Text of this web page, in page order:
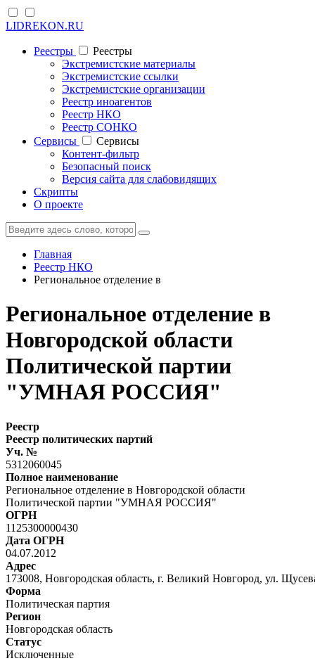
LIDREKON.RU
Реестры
Реестры
Экстремистские материалы
Экстремистские ссылки
Экстремистские организации
Реестр иноагентов
Реестр НКО
Реестр СОНКО
Cервисы
Cервисы
Контент-фильтр
Безопасный поиск
Версия сайта для слабовидящих
Скрипты
О проекте
Главная
Реестр НКО
Региональное отделение в
Региональное отделение в
Новгородской области
Политической партии
"УМНАЯ РОССИЯ"
Реестр
Реестр политических партий
Уч. №
5312060045
Полное наименование
Региональное отделение в Новгородской области
Политической партии "УМНАЯ РОССИЯ"
ОГРН
1125300000430
Дата ОГРН
04.07.2012
Адрес
173008, Новгородская область, г. Великий Новгород, ул.
Форма
Политическая партия
Регион
Новгородская область
Статус
Исключенные